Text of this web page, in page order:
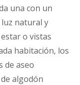
una con un
natural y
o vistas
habitación, los
de aseo
algodón